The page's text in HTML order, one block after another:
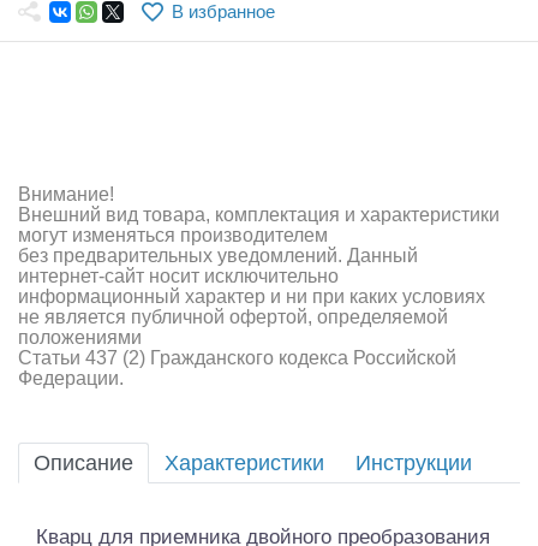
Самолеты
Аппаратура и электроника
Аккумуляторы и батарейки
Зарядные устройства и блоки питания
Двигатели
Инструмент,измерительные приборы,расходники
В избранное
Внимание!
Внешний вид товара, комплектация и характеристики
могут изменяться производителем
без предварительных уведомлений. Данный
интернет-сайт носит исключительно
информационный характер и ни при каких условиях
не является публичной офертой, определяемой
положениями
Статьи 437 (2) Гражданского кодекса Российской
Федерации.
Описание Характеристики Инструкции
Кварц для приемника двойного преобразования